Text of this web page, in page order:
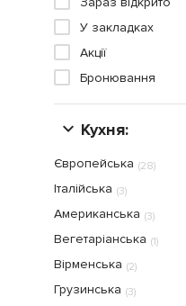
У закладках
Акції
Бронювання
Кухня:
(28)
Європейська
(3)
Італійська
(3)
Американська
(1)
Вегетаріанська
(2)
Вірменська
(3)
Грузинська